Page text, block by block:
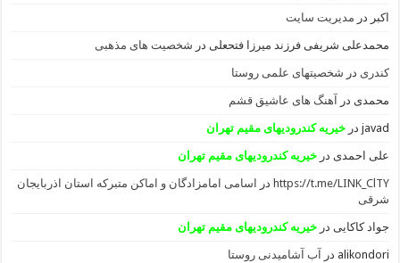
اکبر در مدیریت سایت
محمدعلی شریفی فرزند میرزا فتحعلی در شخصیت های مذهبی
کندری در شخصیتهای علمی روستا
محمدی در آهنگ های عاشیق قشم
javad درخیریه کندرودیهای مقیم تهران
علی احمدی درخیریه کندرودیهای مقیم تهران
https://t.me/LINK_ClTY در
اسامی امامزادگان و اماکن متبرکه استان اذربایجان
شرقی
جواد کاکایی درخیریه کندرودیهای مقیم تهران
alikondori در آب آشامیدنی روستا